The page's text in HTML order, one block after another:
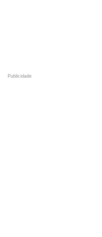
Publicidade